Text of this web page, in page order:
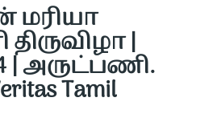
மரியா
|
அருட்பணி.
Tamil